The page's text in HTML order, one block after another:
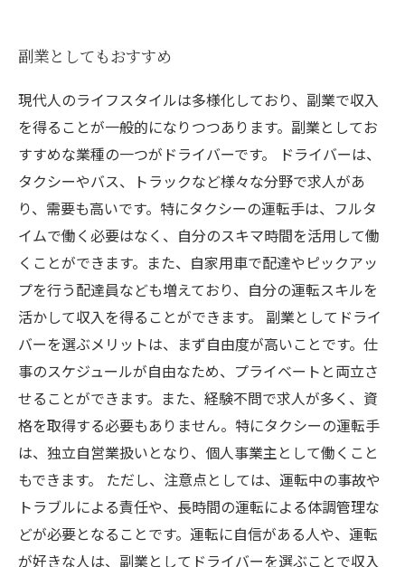
副業としてもおすすめ
現代人のライフスタイルは多様化しており、副業で収入
を得ることが一般的になりつつあります。副業としてお
すすめな業種の一つがドライバーです。 ドライバーは、
タクシーやバス、トラックなど様々な分野で求人があ
り、需要も高いです。特にタクシーの運転手は、フルタ
イムで働く必要はなく、自分のスキマ時間を活用して働
くことができます。また、自家用車で配達やピックアッ
プを行う配達員なども増えており、自分の運転スキルを
活かして収入を得ることができます。 副業としてドライ
バーを選ぶメリットは、まず自由度が高いことです。仕
事のスケジュールが自由なため、プライベートと両立さ
せることができます。また、経験不問で求人が多く、資
格を取得する必要もありません。特にタクシーの運転手
は、独立自営業扱いとなり、個人事業主として働くこと
もできます。 ただし、注意点としては、運転中の事故や
トラブルによる責任や、長時間の運転による体調管理な
どが必要となることです。運転に自信がある人や、運転
が好きな人は、副業としてドライバーを選ぶことで収入